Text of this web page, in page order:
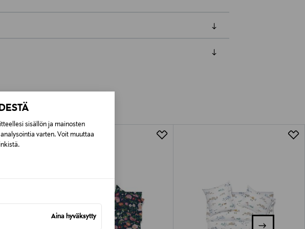
sisällön ja mainosten
varten. Voit muuttaa
Aina hyväksytty
€ kuljetusyhtiöstä ja tuotteen koosta riippuen
toimitus on saatavilla valittuun osoitteeseen.